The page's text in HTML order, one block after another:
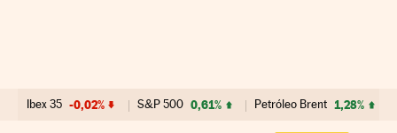
Ibex 35 -0,02% S&P 500 0,61% Petróleo Brent 1,28%